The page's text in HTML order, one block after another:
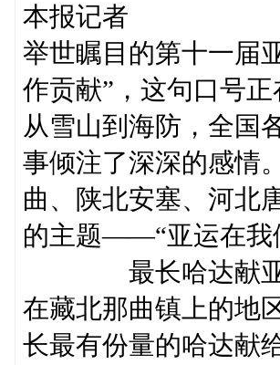
本报记者
举世瞩目的第十一届
作贡献”，这句口号
从雪山到海防，全国
事倾注了深深的感情
曲、陕北安塞、河北
的主题——“亚运在我
最长哈达献亚
在藏北那曲镇上的地
长最有份量的哈达献